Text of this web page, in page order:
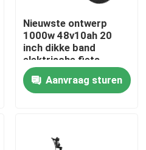
Nieuwste ontwerp
1000w 48v10ah 20
inch dikke band
elektrische fiets
sneller opladen
Aanvraag sturen